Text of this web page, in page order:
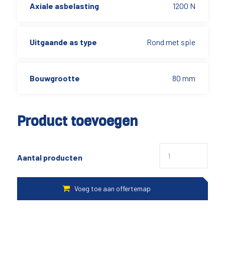
Product toevoegen
Aantal producten
Axiale asbelasting 1200 N
Uitgaande as type Rond met spie
Bouwgrootte 80 mm